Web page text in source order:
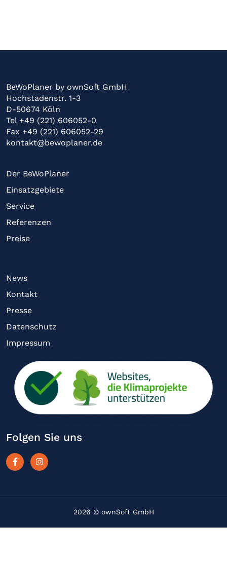
BeWoPlaner by ownSoft GmbH
Hochstadenstr. 1-3
D-50674 Köln
Tel +49 (221) 606052-0
Fax +49 (221) 606052-29
kontakt@bewoplaner.de
Der BeWoPlaner
Einsatzgebiete
Service
Referenzen
Preise
News
Kontakt
Presse
Datenschutz
Impressum
Folgen Sie uns
2026 © ownSoft GmbH